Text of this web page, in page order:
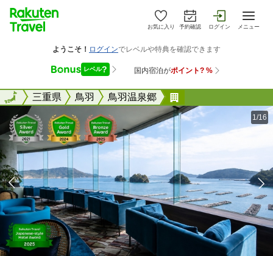
お気に入り 予約確認 ログイン メニュー
全国三重県 鳥羽 鳥羽温泉郷
全国
1/16